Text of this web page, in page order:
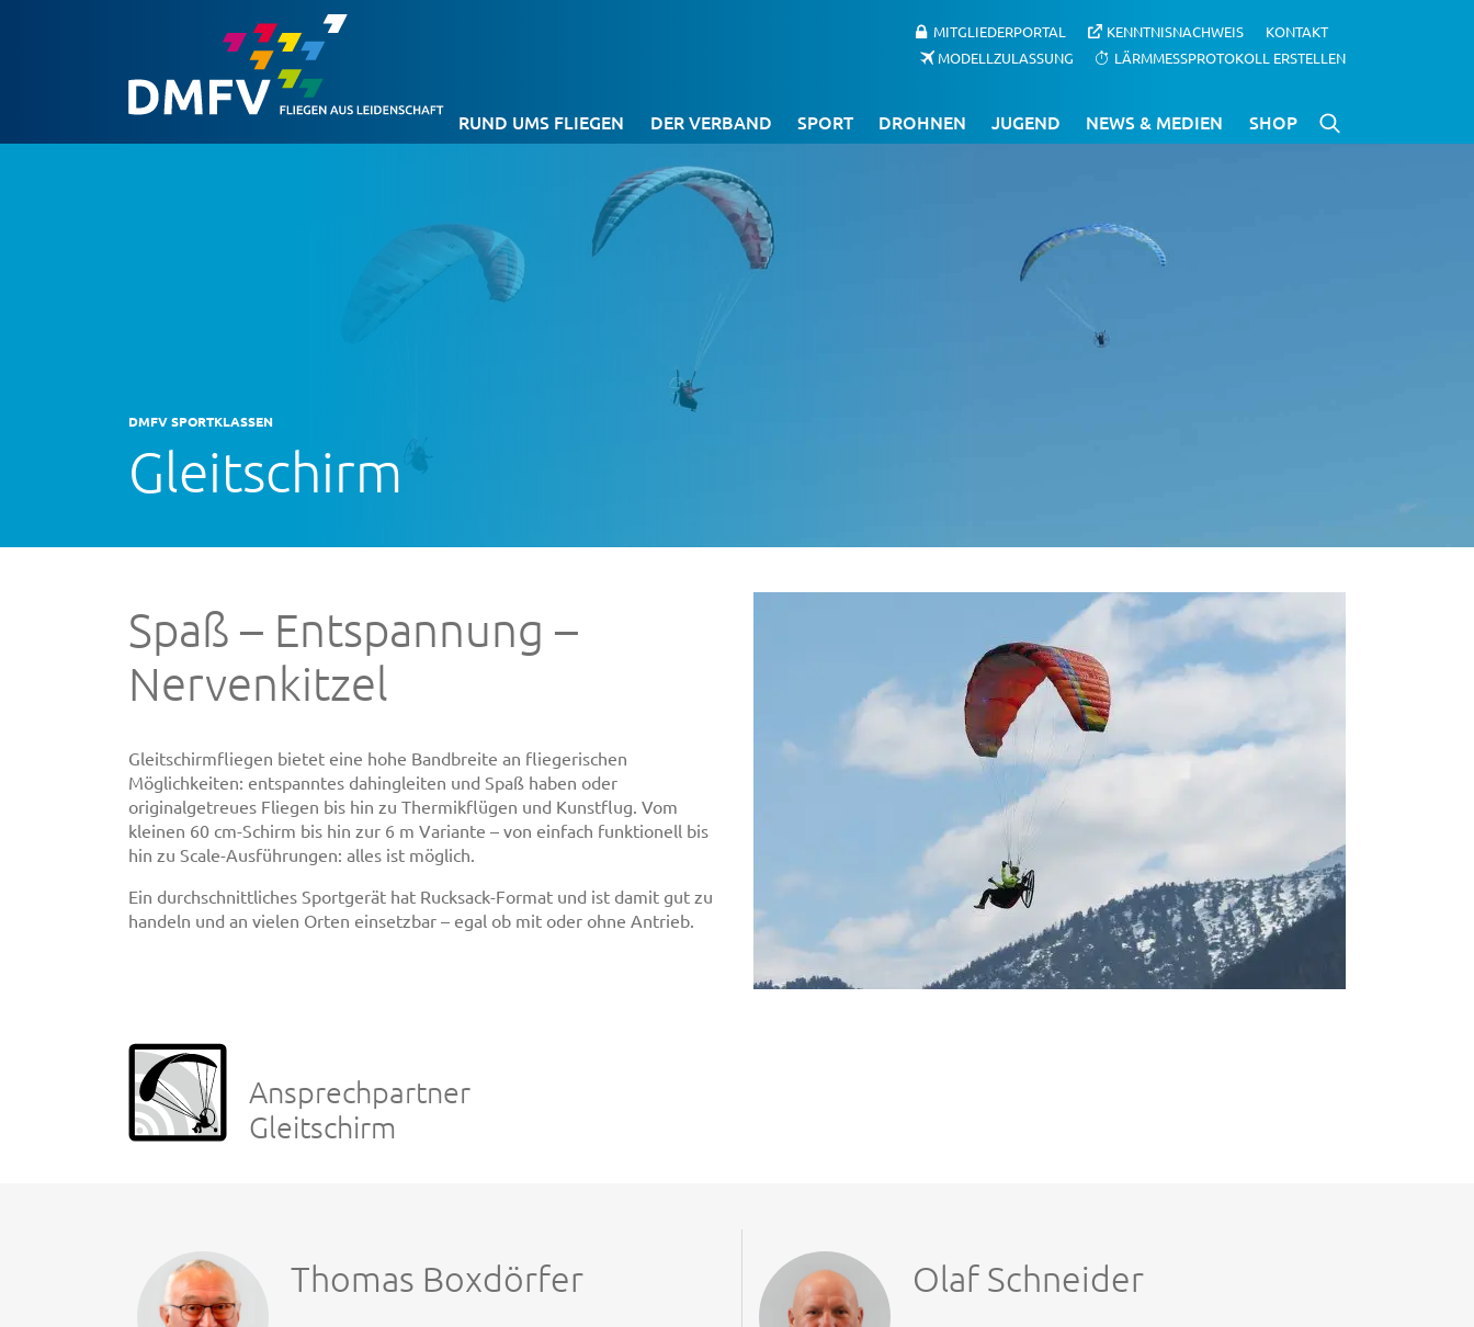
MITGLIEDERPORTAL KENNTNISNACHWEIS
KONTAKT
MODELLZULASSUNG
LÄRMMESSPROTOKOLL ERSTELLEN
RUND UMS FLIEGEN DER VERBAND SPORT DROHNEN JUGEND NEWS & MEDIEN SHOP
DMFV SPORTKLASSEN
Gleitschirm
Spaß – Entspannung –
Nervenkitzel
Gleitschirmfliegen bietet eine hohe Bandbreite an fliegerischen
Möglichkeiten: entspanntes dahingleiten und Spaß haben oder
originalgetreues Fliegen bis hin zu Thermikflügen und Kunstflug. Vom
kleinen 60 cm-Schirm bis hin zur 6 m Variante – von einfach funktionell bis
hin zu Scale-Ausführungen: alles ist möglich.
Ein durchschnittliches Sportgerät hat Rucksack-Format und ist damit gut zu
handeln und an vielen Orten einsetzbar – egal ob mit oder ohne Antrieb.
Ansprechpartner
Gleitschirm
Thomas Boxdörfer Olaf Schneider